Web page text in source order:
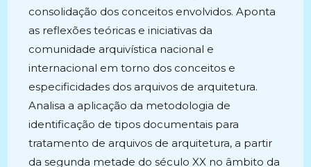
consolidação dos conceitos envolvidos. Aponta
as reflexões teóricas e iniciativas da
comunidade arquivística nacional e
internacional em torno dos conceitos e
especificidades dos arquivos de arquitetura.
Analisa a aplicação da metodologia de
identificação de tipos documentais para
tratamento de arquivos de arquitetura, a partir
da segunda metade do século XX no âmbito da